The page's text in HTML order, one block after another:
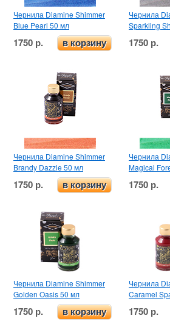
Чернила Diamine Shimmer
Blue Pearl 50 мл
1750 р. в корзину
Чернила
Sparkling
1750 р.
Чернила Diamine Shimmer
Brandy Dazzle 50 мл
1750 р. в корзину
Чернила
Magical
1750 р.
Чернила Diamine Shimmer
Golden Oasis 50 мл
1750 р. в корзину
Чернила
Caramel
1750 р.